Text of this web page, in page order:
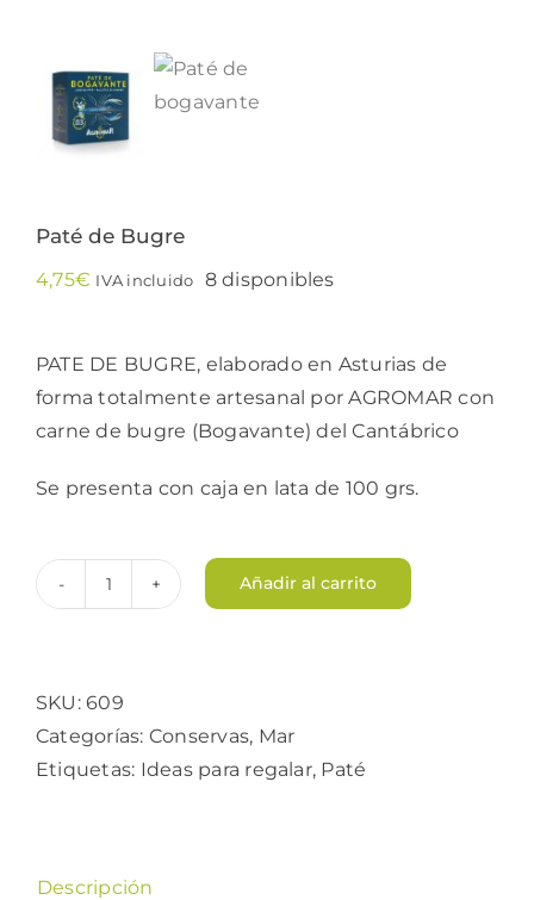
Paté de Bugre
4,75€ IVA incluido 8 disponibles
PATE DE BUGRE, elaborado en Asturias de
forma totalmente artesanal por AGROMAR con
carne de bugre (Bogavante) del Cantábrico
Se presenta con caja en lata de 100 grs.
cantidad
Añadir al carrito
SKU:609
Categorías: Conservas, Mar
Etiquetas: Ideas para regalar, Paté
Descripción